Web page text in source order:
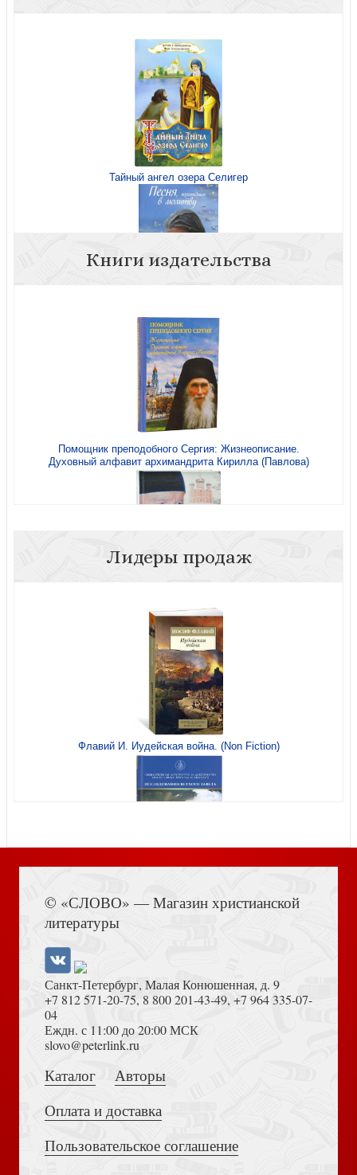
Тайный ангел озера Селигер
Песня, перешедшая в молитву
Крещение ребенка в вопросах и ответах
Пресвятой Троицы избранник
Помощник преподобного Сергия: Жизнеописание.
Духовный алфавит архимандрита Кирилла (Павлова)
Книги издательства
Помощник преподобного Сергия: Жизнеописание.
Духовный алфавит архимандрита Кирилла (Павлова)
Мы все с вами встретимся
Пророк Моисей. Познавательная книга-раскраска
Коваленко Д.Л. Северная война: от Головчина до
Полтавы (1708 — 1709)
Лидеры продаж
Флавий И. Иудейская война. (Non Fiction)
Толкование на Апокалипсис (Тихоний Африканский)
© «СЛОВО» — Магазин христианской
литературы
Санкт-Петербург, Малая Конюшенная, д. 9
+7 812 571-20-75, 8 800 201-43-49, +7 964 335-07-
04
Еждн. с 11:00 до 20:00 МСК
slovo@peterlink.ru
Каталог
Авторы
Оплата и доставка
Пользовательское соглашение